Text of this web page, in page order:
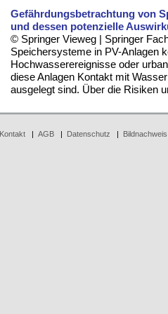
Gefährdungsbetrachtung von
und dessen potenzielle
© Springer Vieweg | Springer
Speichersysteme in PV-Anlagen
Hochwasserereignisse oder
diese Anlagen Kontakt mit
ausgelegt sind. Über die Risiken
Kontakt| AGB| Datenschutz Bildnachweis